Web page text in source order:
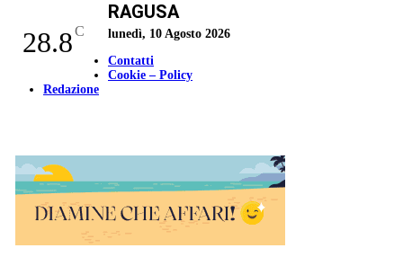
28.8C
RAGUSA
lunedì, 10 Agosto 2026
Contatti
Cookie – Policy
Redazione